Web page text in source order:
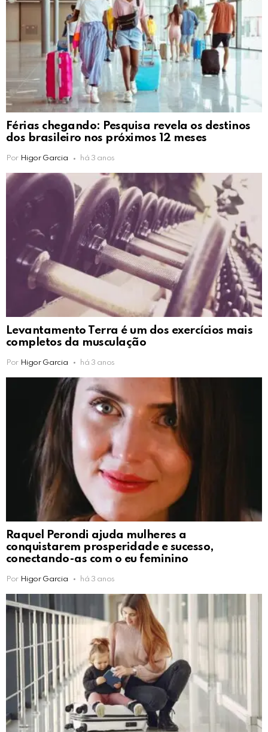
Férias chegando: Pesquisa revela os destinos
dos brasileiro nos próximos 12 meses
Por Higor Garcia há 3 anos
Levantamento Terra é um dos exercícios mais
completos da musculação
Por Higor Garcia há 3 anos
Raquel Perondi ajuda mulheres a
conquistarem prosperidade e sucesso,
conectando-as com o eu feminino
Por Higor Garcia há 3 anos